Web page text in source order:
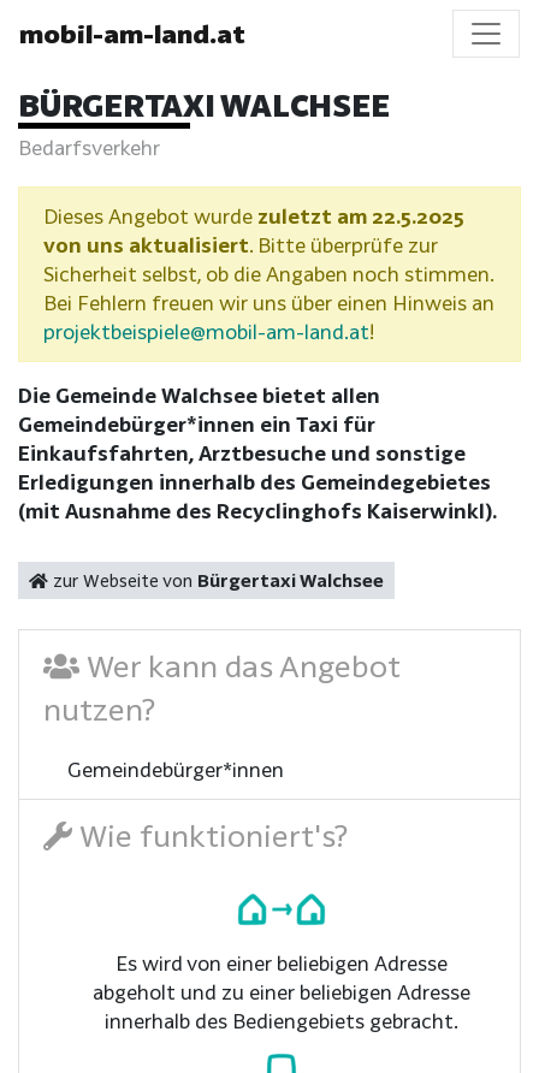
mobil-am-land.at
BÜRGERTAXI WALCHSEE
Bedarfsverkehr
Dieses Angebot wurde zuletzt am 22.5.2025
von uns aktualisiert. Bitte überprüfe zur
Sicherheit selbst, ob die Angaben noch stimmen.
Bei Fehlern freuen wir uns über einen Hinweis an
projektbeispiele@mobil-am-land.at!
Die Gemeinde Walchsee bietet allen
Gemeindebürger*innen ein Taxi für
Einkaufsfahrten, Arztbesuche und sonstige
Erledigungen innerhalb des Gemeindegebietes
(mit Ausnahme des Recyclinghofs Kaiserwinkl).
zur Webseite von Bürgertaxi Walchsee
Wer kann das Angebot
nutzen?
Gemeindebürger*innen
Wie funktioniert's?
Es wird von einer beliebigen Adresse
abgeholt und zu einer beliebigen Adresse
innerhalb des Bediengebiets gebracht.